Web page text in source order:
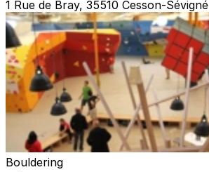
1 Rue de Bray, 35510 Cesson-Sévigné
Bouldering